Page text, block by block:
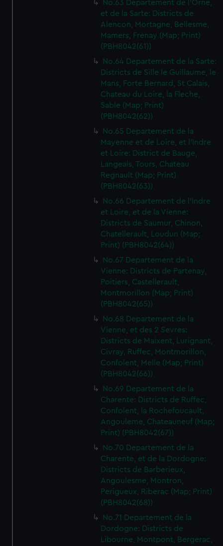
We’d like to use additional cookies to remember your
preferences, understand how our website is used, and to
help us improve it. We may also use cookies to tailor our
marketing to your interests and deliver embedded content
from third-party sources. You can choose to allow all
cookies, change your preferences or opt-out at any time.
No.63 Departement de l'Orne,
et de la Sarte: Districts de
Alencon, Mortagne, Bellesme,
Mamers, Frenay (Map; Print)
(PBH8042(61))
No.64 Departement de la Sarte:
Districts de Sille le Guillaume, le
Mans, Forte Bernard, St Calais,
Chateau du Loire, la Fleche,
Sable (Map; Print)
(PBH8042(62))
No.65 Departement de la
Mayenne et de Loire, et l'Indre
et Loire: District de Bauge,
Langeais, Tours, Chateau
Regnault (Map; Print)
(PBH8042(63))
No.66 Departement de l'Indre
et Loire, et de la Vienne:
Districts de Saumur, Chinon,
Chatellerault, Loudun (Map;
Print) (PBH8042(64))
No.67 Departement de la
Vienne: Districts de Partenay,
Poitiers, Castellerault,
Montmorillon (Map; Print)
(PBH8042(65))
No.68 Departement de la
Vienne, et des 2 Sevres:
Districts de Maixent, Lurignant,
Civray, Ruffec, Montmorillon,
Confolent, Melle (Map; Print)
(PBH8042(66))
No.69 Departement de la
Charente: Districts de Ruffec,
Confolent, la Rochefoucault,
Angouleme, Chateauneuf (Map;
Print) (PBH8042(67))
No.70 Departement de la
Charente, et de la Dordogne:
Districts de Barberieux,
Angoulesme, Montron,
Perigueux, Riberac (Map; Print)
(PBH8042(68))
No.71 Departement de la
Dordogne: Districts de
Libourne, Montpont, Bergerac,